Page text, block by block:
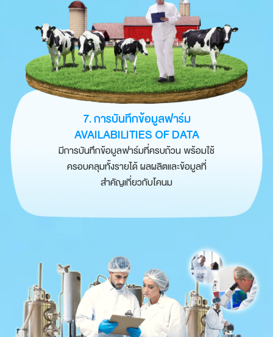
7. การบันทึกข้อมูลฟาร์ม
AVAILABILITIES OF DATA
มีการบันทึกข้อมูลฟาร์มที่ครบถ้วน พร้อมใช้
ครอบคลุมทั้งรายได้ ผลผลิตและข้อมูลที่
สำคัญเกี่ยวกับโคนม